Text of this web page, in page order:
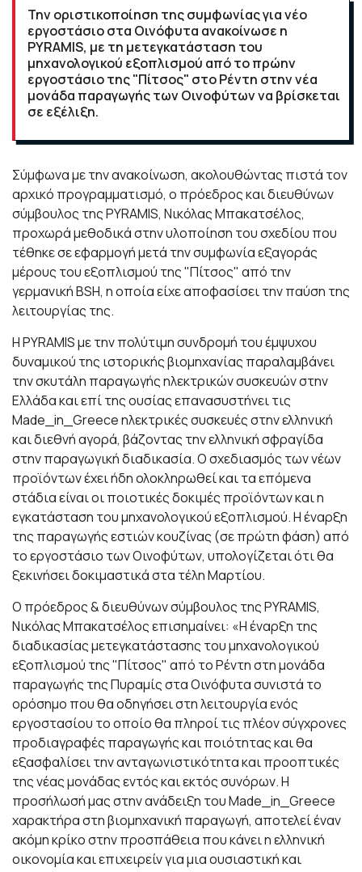
Την οριστικοποίηση της συμφωνίας για νέο
εργοστάσιο στα Οινόφυτα ανακοίνωσε η
PYRAMIS, με τη μετεγκατάσταση του
μηχανολογικού εξοπλισμού από το πρώην
εργοστάσιο της "Πίτσος" στο Ρέντη στην νέα
μονάδα παραγωγής των Οινοφύτων να βρίσκεται
σε εξέλιξη.
Σύμφωνα με την ανακοίνωση, ακολουθώντας πιστά τον
αρχικό προγραμματισμό, ο πρόεδρος και διευθύνων
σύμβουλος της PYRAMIS, Νικόλας Μπακατσέλος,
προχωρά μεθοδικά στην υλοποίηση του σχεδίου που
τέθηκε σε εφαρμογή μετά την συμφωνία εξαγοράς
μέρους του εξοπλισμού της "Πίτσος" από την
γερμανική BSH, η οποία είχε αποφασίσει την παύση της
λειτουργίας της.
Η PYRAMIS με την πολύτιμη συνδρομή του έμψυχου
δυναμικού της ιστορικής βιομηχανίας παραλαμβάνει
την σκυτάλη παραγωγής ηλεκτρικών συσκευών στην
Ελλάδα και επί της ουσίας επανασυστήνει τις
Made_in_Greece ηλεκτρικές συσκευές στην ελληνική
και διεθνή αγορά, βάζοντας την ελληνική σφραγίδα
στην παραγωγική διαδικασία. Ο σχεδιασμός των νέων
προϊόντων έχει ήδη ολοκληρωθεί και τα επόμενα
στάδια είναι οι ποιοτικές δοκιμές προϊόντων και η
εγκατάσταση του μηχανολογικού εξοπλισμού. Η έναρξη
της παραγωγής εστιών κουζίνας (σε πρώτη φάση) από
το εργοστάσιο των Οινοφύτων, υπολογίζεται ότι θα
ξεκινήσει δοκιμαστικά στα τέλη Μαρτίου.
O πρόεδρος & διευθύνων σύμβουλος της PYRAMIS,
Νικόλας Μπακατσέλος επισημαίνει: «Η έναρξη της
διαδικασίας μετεγκατάστασης του μηχανολογικού
εξοπλισμού της "Πίτσος" από το Ρέντη στη μονάδα
παραγωγής της Πυραμίς στα Οινόφυτα συνιστά το
ορόσημο που θα οδηγήσει στη λειτουργία ενός
εργοστασίου το οποίο θα πληροί τις πλέον σύγχρονες
προδιαγραφές παραγωγής και ποιότητας και θα
εξασφαλίσει την ανταγωνιστικότητα και προοπτικές
της νέας μονάδας εντός και εκτός συνόρων. Η
προσήλωσή μας στην ανάδειξη του Made_in_Greece
χαρακτήρα στη βιομηχανική παραγωγή, αποτελεί έναν
ακόμη κρίκο στην προσπάθεια που κάνει η ελληνική
οικονομία και επιχειρείν για μια ουσιαστική και